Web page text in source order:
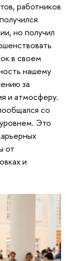
работников
но получил
в своем
нашему
за
и атмосферу.
со
Это
от
и